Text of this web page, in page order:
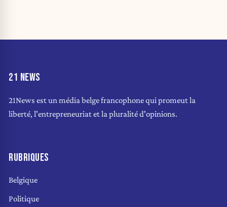
21 NEWS
21News est un média belge francophone qui promeut la
liberté, l'entrepreneuriat et la pluralité d'opinions.
RUBRIQUES
Belgique
Politique